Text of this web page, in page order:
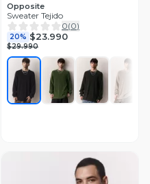
Opposite
Sweater Tejido
0(0)
20% $23.990
$29.990